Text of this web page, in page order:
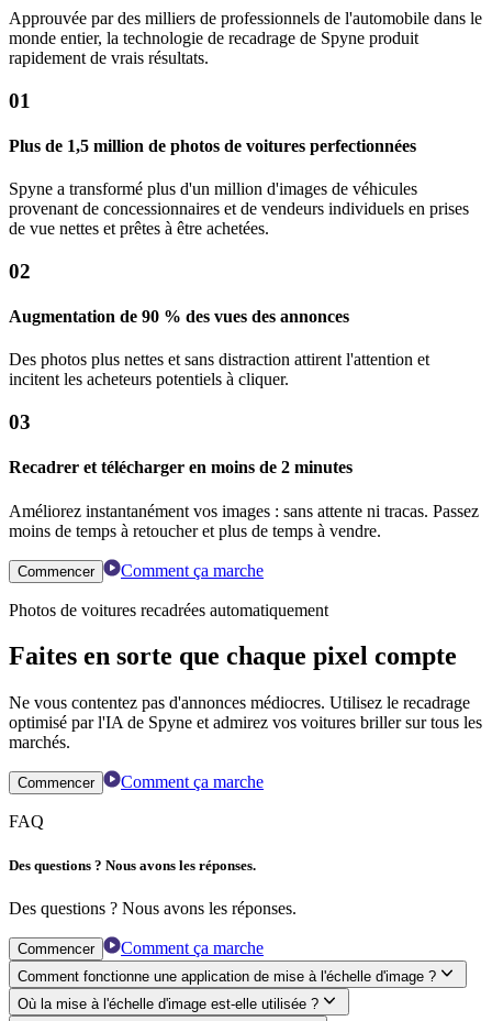
Approuvée par des milliers de professionnels de l'automobile dans le
monde entier, la technologie de recadrage de Spyne produit
rapidement de vrais résultats.
01
Plus de 1,5 million de photos de voitures perfectionnées
Spyne a transformé plus d'un million d'images de véhicules
provenant de concessionnaires et de vendeurs individuels en prises
de vue nettes et prêtes à être achetées.
02
Augmentation de 90 % des vues des annonces
Des photos plus nettes et sans distraction attirent l'attention et
incitent les acheteurs potentiels à cliquer.
03
Recadrer et télécharger en moins de 2 minutes
Améliorez instantanément vos images : sans attente ni tracas. Passez
moins de temps à retoucher et plus de temps à vendre.
Commencer Comment ça marche
Photos de voitures recadrées automatiquement
Faites en sorte que chaque pixel compte
Ne vous contentez pas d'annonces médiocres. Utilisez le recadrage
optimisé par l'IA de Spyne et admirez vos voitures briller sur tous les
marchés.
Commencer Comment ça marche
FAQ
Des questions ? Nous avons les réponses.
Des questions ? Nous avons les réponses.
Commencer Comment ça marche
Comment fonctionne une application de mise à l'échelle d'image ?
Où la mise à l'échelle d'image est-elle utilisée ?